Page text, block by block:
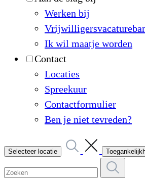
Werken bij
Ik wil maatje worden
Contact
Locaties
Spreekuur
Contactformulier
Ben je niet tevreden?
Selecteer locatie